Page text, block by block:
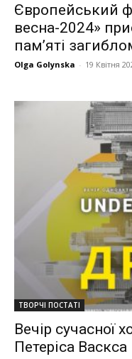
Європейський
весна-2024»
памʼяті
Olga Golynska - 19 Квітня
ТВОРЧІ ПОСТАТІ
Вечір сучасної
Петеріса Васкса